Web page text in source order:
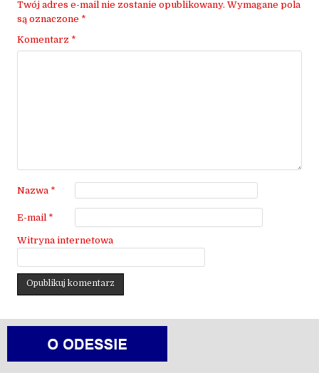
Twój adres e-mail nie zostanie opublikowany. Wymagane pola
są oznaczone *
Komentarz *
Nazwa *
E-mail *
Witryna internetowa